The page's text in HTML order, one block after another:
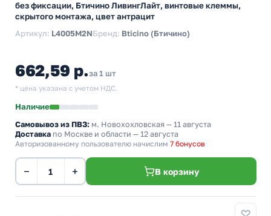
без фиксации, Бтичино ЛивингЛайт, винтовые клеммы,
скрытого монтажа, цвет антрацит
Артикул: L4005M2NБренд: Bticino (Бтичино)
662,59 р.за 1 шт
* цена указана с учетом НДС.
Наличие
Самовывоз из ПВЗ: м. Новохохловская — 11 августа
Доставка по Москве и области — 12 августа
Авторизованному пользователю начислим 7 бонусов
− + В корзину